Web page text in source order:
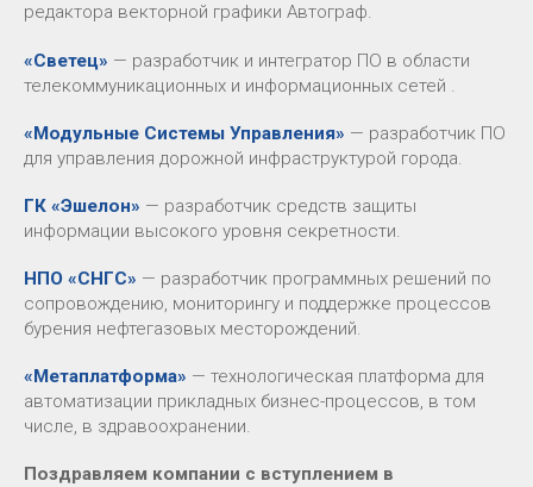
редактора векторной графики Автограф.
«Светец» — разработчик и интегратор ПО в области
телекоммуникационных и информационных сетей .
«Модульные Системы Управления» — разработчик ПО
для управления дорожной инфраструктурой города.
ГК «Эшелон» — разработчик средств защиты
информации высокого уровня секретности.
НПО «СНГС» — разработчик программных решений по
сопровождению, мониторингу и поддержке процессов
бурения нефтегазовых месторождений.
«Метаплатформа» — технологическая платформа для
автоматизации прикладных бизнес-процессов, в том
числе, в здравоохранении.
Поздравляем компании с вступлением в